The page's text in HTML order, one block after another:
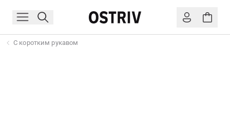
С коротким рукавом